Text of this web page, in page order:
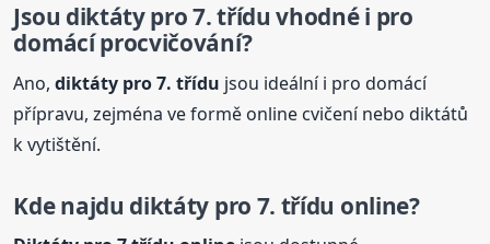
Jsou diktátypro 7. třídu vhodné i pro
domácí procvičování?
Ano,diktáty pro 7. třídu jsou ideální i pro domácí
přípravu, zejména ve formě online cvičení nebo diktátů
k vytištění.
Kde najdu diktáty pro 7. třídu online?